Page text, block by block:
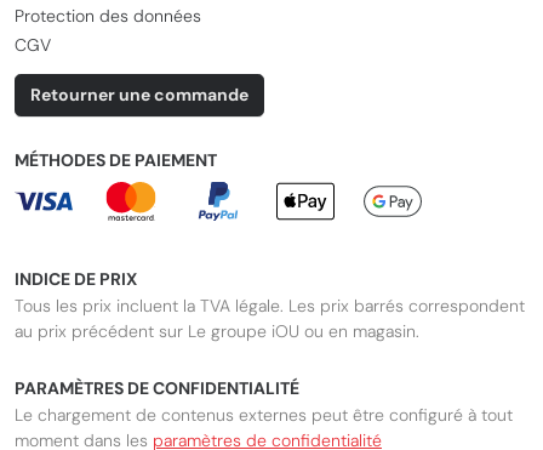
Protection des données
CGV
Retourner une commande
MÉTHODES DE PAIEMENT
INDICE DE PRIX
Tous les prix incluent la TVA légale. Les prix barrés correspondent
au prix précédent sur Le groupe iOU ou en magasin.
PARAMÈTRES DE CONFIDENTIALITÉ
Le chargement de contenus externes peut être configuré à tout
moment dans les paramètres de confidentialité